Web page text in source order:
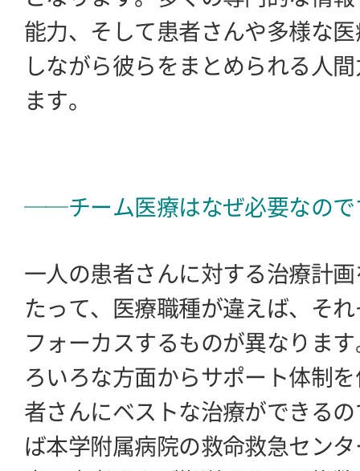
能力、そして患者さんや多様な
しながら彼らをまとめられる人
ます。
──チーム医療はなぜ必要なので
一人の患者さんに対する治療計
たって、医療職種が違えば、そ
フォーカスするものが異なりま
ろいろな方面からサポート体制
者さんにベストな治療ができる
ば本学附属病院の救命救急セン